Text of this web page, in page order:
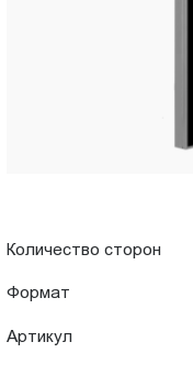
Количество сторон
Формат
Артикул